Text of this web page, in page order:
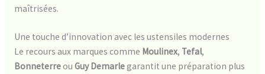
maîtrisées.
Une touche d’innovation avec les ustensiles modernes
Le recours aux marques comme Moulinex, Tefal,
Bonneterreou Guy Demarlegarantit une préparation plus